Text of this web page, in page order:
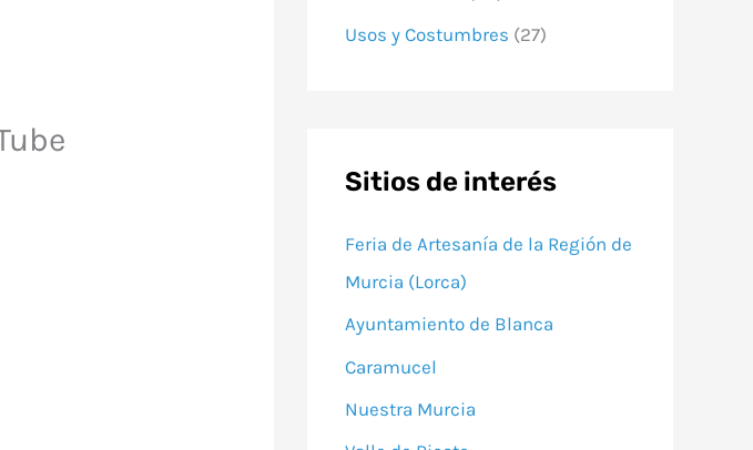
Usos y Costumbres (27)
Sitios de interés
Feria de Artesanía de la Región de
Murcia (Lorca)
Ayuntamiento de Blanca
Caramucel
Nuestra Murcia